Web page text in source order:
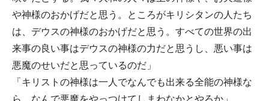
や神様のおかげだと思う。ところがキリシタンの人たち
は、デウスの神様のおかげだと思う。すべての世界の出
来事の良い事はデウスの神様の力だと思うし、悪い事は
悪魔のせいだと思っているのだ」
「キリストの神様は一人でなんでも出来る全能の神様な
ら、なんで悪魔をやっつけてしまわなかとやろか」